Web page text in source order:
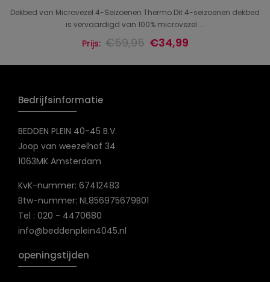
Dekbed van Microvezel 4-Seizoenen Thermo.Dit 4-seizoenen dekbed
is vervaardigd van 100% microvezel. ..
Prijs: €59,95 €34,99
Bedrijfsinformatie
BEDDEN PLEIN 40-45 B.V.
Joop van weezelhof 34
1063MK Amsterdam
KvK-nummer: 67412483
Btw-nummer: NL856975679B01
Tel : 020 - 4470680
info@beddenplein4045.nl
openingstijden